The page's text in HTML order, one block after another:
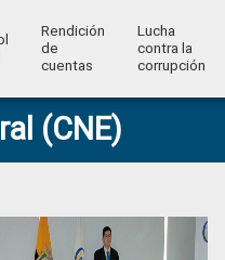
Rendición
de
cuentas
Lucha
contra la
corrupción
(CNE)